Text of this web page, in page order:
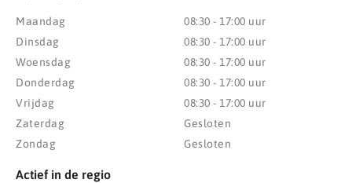
Maandag
Dinsdag
Woensdag
Donderdag
Vrijdag
Zaterdag
Zondag
08:30 - 17:00 uur
08:30 - 17:00 uur
08:30 - 17:00 uur
08:30 - 17:00 uur
08:30 - 17:00 uur
Gesloten
Gesloten
Actief in de regio